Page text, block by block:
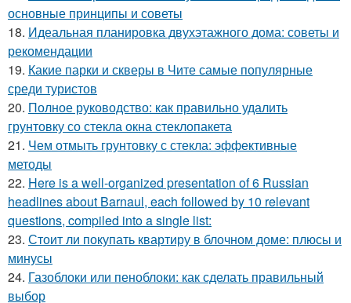
основные принципы и советы
18. Идеальная планировка двухэтажного дома: советы и
рекомендации
19. Какие парки и скверы в Чите самые популярные
среди туристов
20. Полное руководство: как правильно удалить
грунтовку со стекла окна стеклопакета
21. Чем отмыть грунтовку с стекла: эффективные
методы
22. Here is a well-organized presentation of 6 Russian
headlines about Barnaul, each followed by 10 relevant
questions, compiled into a single list:
23. Стоит ли покупать квартиру в блочном доме: плюсы и
минусы
24. Газоблоки или пеноблоки: как сделать правильный
выбор